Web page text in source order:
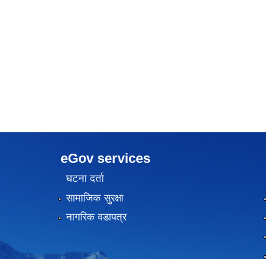
eGov services
घटना दर्ता
सामाजिक सुरक्षा
नागरिक वडापत्र